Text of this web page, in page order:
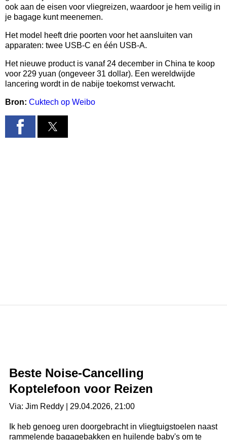
ook aan de eisen voor vliegreizen, waardoor je hem veilig in
je bagage kunt meenemen.
Het model heeft drie poorten voor het aansluiten van
apparaten: twee USB-C en één USB-A.
Het nieuwe product is vanaf 24 december in China te koop
voor 229 yuan (ongeveer 31 dollar). Een wereldwijde
lancering wordt in de nabije toekomst verwacht.
Bron: Cuktech op Weibo